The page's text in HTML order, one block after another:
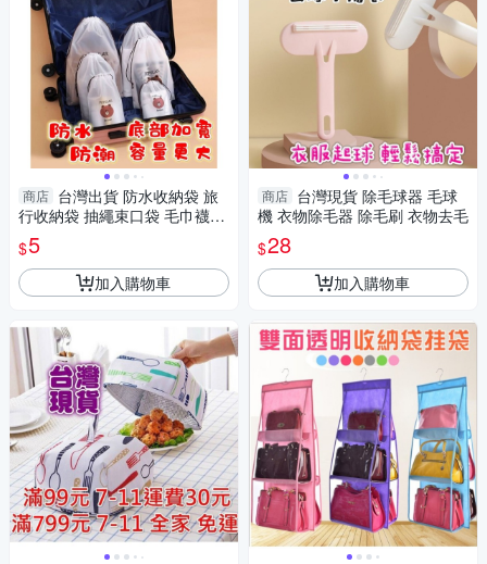
商店 台灣出貨 防水收納袋 旅
行收納袋 抽繩束口袋 毛巾襪子
收納袋 磨砂袋
$5
加入購物車
商店 台灣現貨 除毛球器 毛球
機 衣物除毛器 除毛刷 衣物去毛
$28
加入購物車